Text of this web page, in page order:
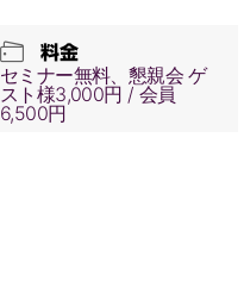
料金
セミナー無料、懇親会 ゲ
スト様3,000円 / 会員
6,500円